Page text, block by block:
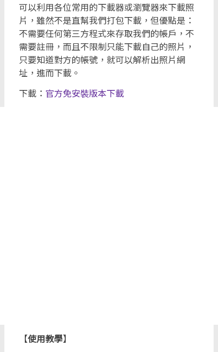
可以利用各位常用的下載器或瀏覽器來下載照
片，雖然不是直幫我們打包下載，但優點是：
不需要任何第三方程式來存取我們的帳戶，不
需要註冊，而且不限制只能下載自己的照片，
只要知道對方的帳號，就可以解析出照片網
址，進而下載。
下載： 官方免安裝版本下載
【使用教學】